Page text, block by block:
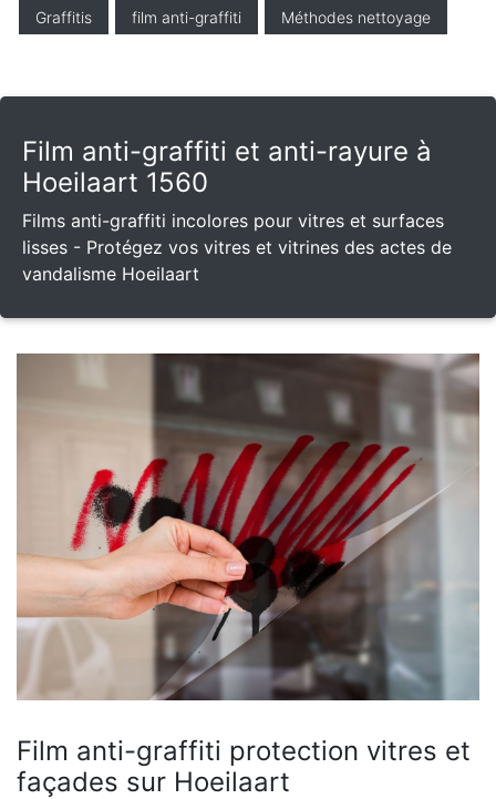
Graffitis film anti-graffiti Méthodes nettoyage
Film anti-graffiti et anti-rayure à
Hoeilaart 1560
Films anti-graffiti incolores pour vitres et surfaces
lisses - Protégez vos vitres et vitrines des actes de
vandalisme Hoeilaart
Film anti-graffiti protection vitres et
façades sur Hoeilaart